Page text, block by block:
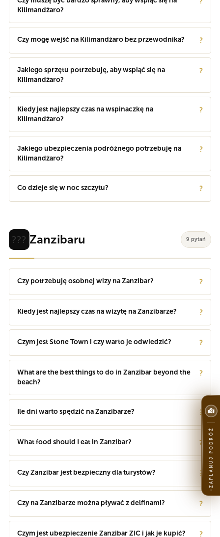
Kilimandżaro?
Czy mogę wejść na Kilimandżaro bez przewodnika? ?
Jakiego sprzętu potrzebuję, aby wspiąć się na
Kilimandżaro?
?
Kiedy jest najlepszy czas na wspinaczkę na
Kilimandżaro?
?
Jakiego ubezpieczenia podróżnego potrzebuję na
Kilimandżaro?
?
Co dzieje się w noc szczytu? ?
??? Zanzibaru 9 pytań
Czy potrzebuję osobnej wizy na Zanzibar? ?
Kiedy jest najlepszy czas na wizytę na Zanzibarze? ?
Czym jest Stone Town i czy warto je odwiedzić? ?
What are the best things to do in Zanzibar beyond the
beach?
?
Ile dni warto spędzić na Zanzibarze? ?
What food should I eat in Zanzibar? ?
Czy Zanzibar jest bezpieczny dla turystów? ?
Czy na Zanzibarze można pływać z delfinami? ?
Czym jest ubezpieczenie Zanzibar ZIC i jak je kupić? ?
ZAPLANUJ PODRÓŻ